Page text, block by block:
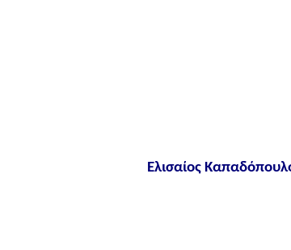
Ελισαίος